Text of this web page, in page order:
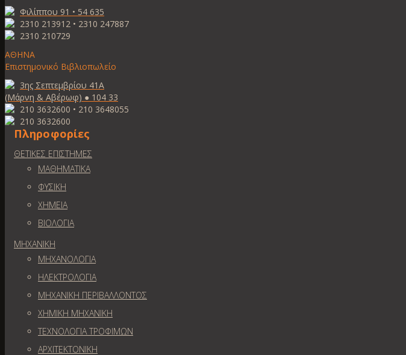
Φιλίππου 91 • 54 635
2310 213912 • 2310 247887
2310 210729
ΑΘΗΝΑ
Επιστημονικό Βιβλιοπωλείο
3ης Σεπτεμβρίου 41Α
(Μάρνη & Αβέρωφ) ● 104 33
210 3632600 • 210 3648055
210 3632600
Πληροφορίες
ΘΕΤΙΚΕΣ ΕΠΙΣΤΗΜΕΣ
ΜΑΘΗΜΑΤΙΚΑ
ΦΥΣΙΚΗ
ΧΗΜΕΙΑ
ΒΙΟΛΟΓΙΑ
ΜΗΧΑΝΙΚΗ
ΜΗΧΑΝΟΛΟΓΙΑ
ΗΛΕΚΤΡΟΛΟΓΙΑ
ΜΗΧΑΝΙΚΗ ΠΕΡΙΒΑΛΛΟΝΤΟΣ
ΧΗΜΙΚΗ ΜΗΧΑΝΙΚΗ
ΤΕΧΝΟΛΟΓΙΑ ΤΡΟΦΙΜΩΝ
ΑΡΧΙΤΕΚΤΟΝΙΚΗ